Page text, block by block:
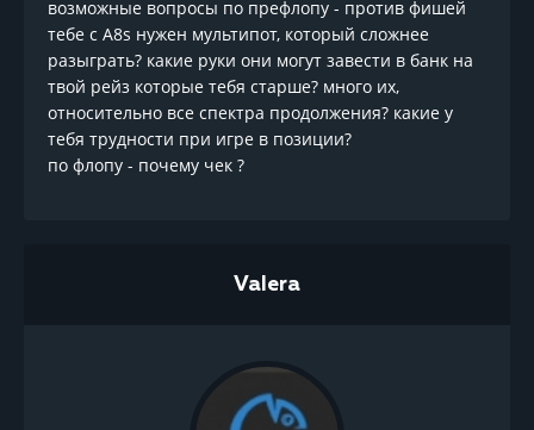
возможные вопросы по префлопу - против фишей
тебе с А8s нужен мультипот, который сложнее
разыграть? какие руки они могут завести в банк на
твой рейз которые тебя старше? много их,
относительно все спектра продолжения? какие у
тебя трудности при игре в позиции?
по флопу - почему чек ?
Valera